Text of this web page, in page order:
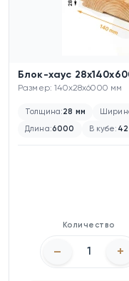
Блок-хаус
Размер: 140x28x6000 мм
Толщина:28 мм
Длина:6000 В кубе:
Количество
– +